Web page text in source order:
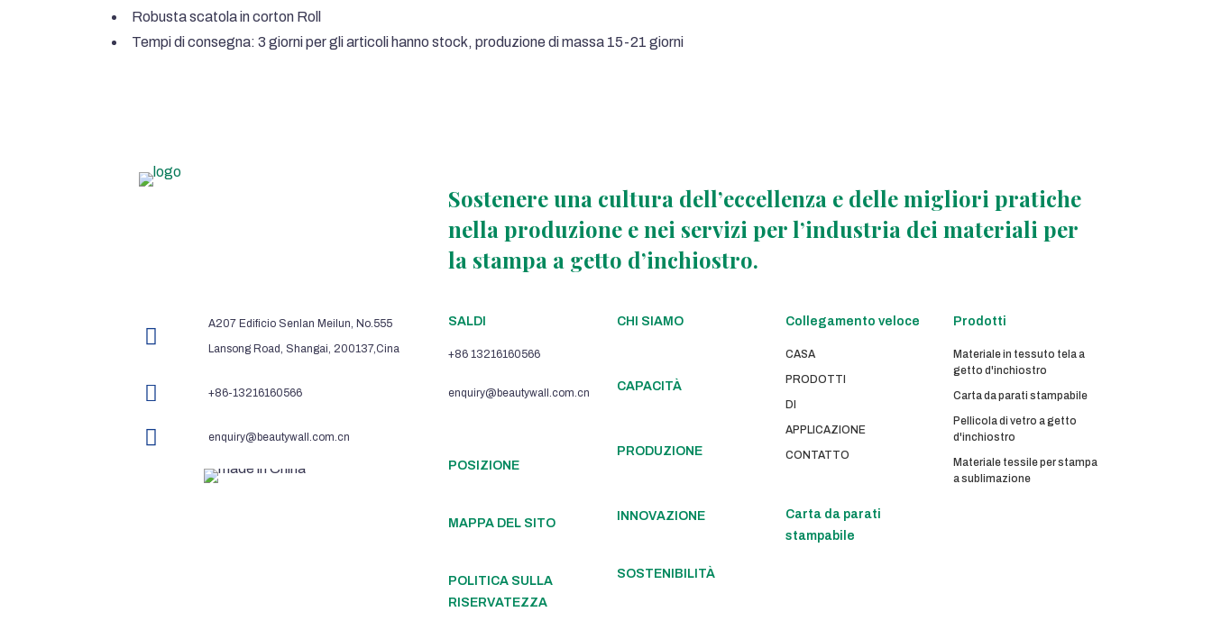
Robusta scatola in corton Roll
Tempi di consegna: 3 giorni per gli articoli hanno stock, produzione di massa 15-21 giorni
Sostenere una cultura dell’eccellenza e delle migliori pratiche
nella produzione e nei servizi per l’industria dei materiali per
la stampa a getto d’inchiostro.
A207 Edificio Senlan Meilun, No.555
Lansong Road, Shangai, 200137,Cina
+86-13216160566
enquiry@beautywall.com.cn
SALDI
+86 13216160566
enquiry@beautywall.com.cn
POSIZIONE
MAPPA DEL SITO
POLITICA SULLA
RISERVATEZZA
CHI SIAMO
CAPACITÀ
PRODUZIONE
INNOVAZIONE
SOSTENIBILITÀ
Collegamento veloce
CASA
PRODOTTI
DI
APPLICAZIONE
CONTATTO
Carta da parati
stampabile
Prodotti
Materiale in tessuto tela a
getto d'inchiostro
Carta da parati stampabile
Pellicola di vetro a getto
d'inchiostro
Materiale tessile per stampa
a sublimazione